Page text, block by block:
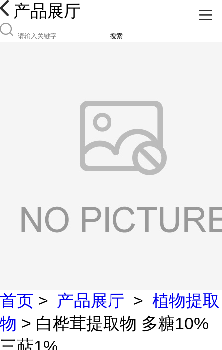
产品展厅
搜索
首页 > 产品展厅 > 植物提取
物 > 白桦茸提取物 多糖10%
三萜1%